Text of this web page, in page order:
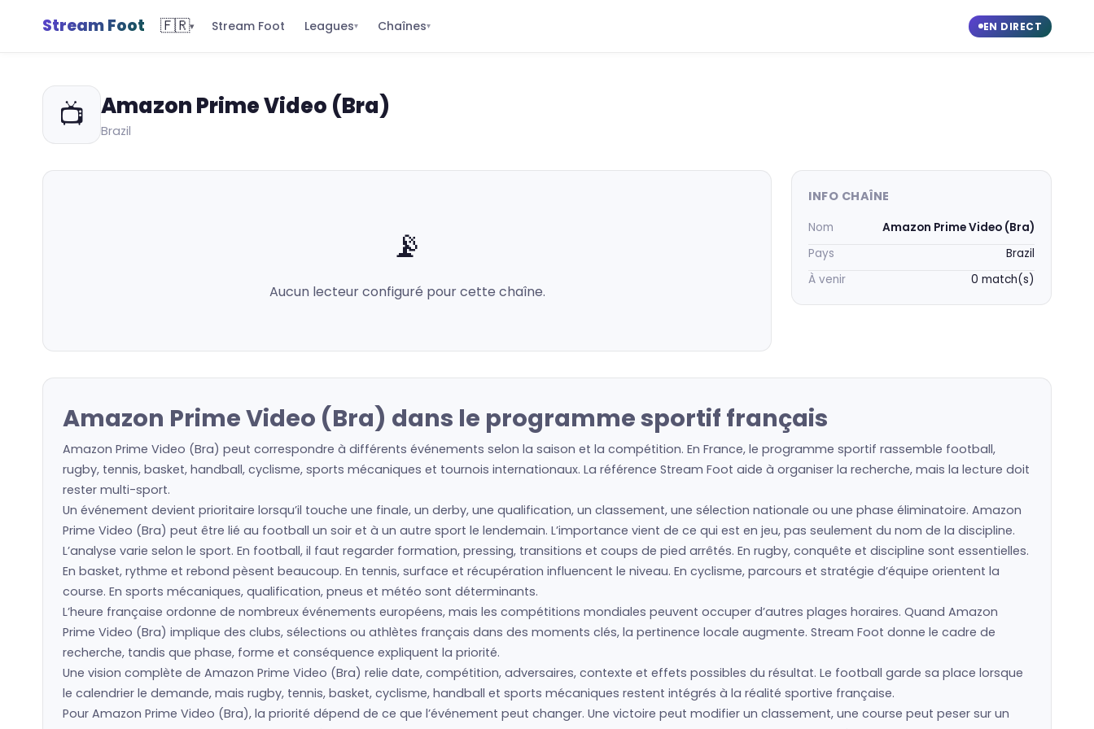
Stream Foot 🇫🇷▾ Stream Foot Leagues▾ Chaînes▾ EN DIRECT
📺 Amazon Prime Video (Bra)
Brazil
📡
Aucun lecteur configuré pour cette chaîne.
INFO CHAÎNE
Nom
Amazon Prime Video (Bra)
Pays
Brazil
À venir
0 match(s)
Amazon Prime Video (Bra) dans le programme sportif français
Amazon Prime Video (Bra) peut correspondre à différents événements selon la saison et la compétition. En France, le programme sportif rassemble football,
rugby, tennis, basket, handball, cyclisme, sports mécaniques et tournois internationaux. La référence Stream Foot aide à organiser la recherche, mais la lecture doit
rester multi-sport.
Un événement devient prioritaire lorsqu’il touche une finale, un derby, une qualification, un classement, une sélection nationale ou une phase éliminatoire. Amazon
Prime Video (Bra) peut être lié au football un soir et à un autre sport le lendemain. L’importance vient de ce qui est en jeu, pas seulement du nom de la discipline.
L’analyse varie selon le sport. En football, il faut regarder formation, pressing, transitions et coups de pied arrêtés. En rugby, conquête et discipline sont essentielles.
En basket, rythme et rebond pèsent beaucoup. En tennis, surface et récupération influencent le niveau. En cyclisme, parcours et stratégie d’équipe orientent la
course. En sports mécaniques, qualification, pneus et météo sont déterminants.
L’heure française ordonne de nombreux événements européens, mais les compétitions mondiales peuvent occuper d’autres plages horaires. Quand Amazon
Prime Video (Bra) implique des clubs, sélections ou athlètes français dans des moments clés, la pertinence locale augmente. Stream Foot donne le cadre de
recherche, tandis que phase, forme et conséquence expliquent la priorité.
Une vision complète de Amazon Prime Video (Bra) relie date, compétition, adversaires, contexte et effets possibles du résultat. Le football garde sa place lorsque
le calendrier le demande, mais rugby, tennis, basket, cyclisme, handball et sports mécaniques restent intégrés à la réalité sportive française.
Pour Amazon Prime Video (Bra), la priorité dépend de ce que l’événement peut changer. Une victoire peut modifier un classement, une course peut peser sur un